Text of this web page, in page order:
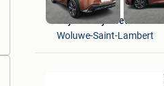
Toyota City Used Woluwe
Woluwe-Saint-Lambert